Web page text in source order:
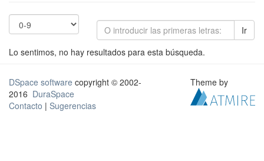
Ir
Lo sentimos, no hay resultados para esta búsqueda.
DSpace software copyright © 2002-
2016 DuraSpace
Contacto | Sugerencias
Theme by